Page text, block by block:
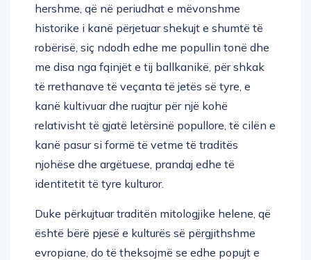
hershme, që në periudhat e mëvonshme
historike i kanë përjetuar shekujt e shumtë të
robërisë, siç ndodh edhe me popullin tonë dhe
me disa nga fqinjët e tij ballkanikë, për shkak
të rrethanave të veçanta të jetës së tyre, e
kanë kultivuar dhe ruajtur për një kohë
relativisht të gjatë letërsinë popullore, të cilën e
kanë pasur si formë të vetme të traditës
njohëse dhe argëtuese, prandaj edhe të
identitetit të tyre kulturor.
Duke përkujtuar traditën mitologjike helene, që
është bërë pjesë e kulturës së përgjithshme
evropiane, do të theksojmë se edhe popujt e